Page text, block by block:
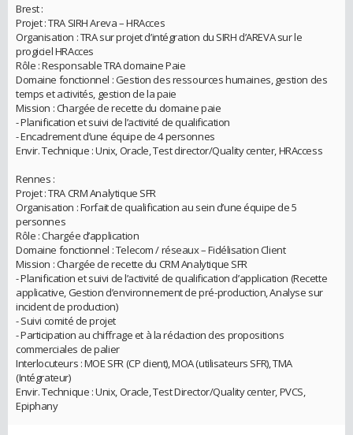
Brest :
Projet : TRA SIRH Areva – HRAcces
Organisation : TRA sur projet d’intégration du SIRH d’AREVA sur le
progiciel HRAcces
Rôle : Responsable TRA domaine Paie
Domaine fonctionnel : Gestion des ressources humaines, gestion des
temps et activités, gestion de la paie
Mission : Chargée de recette du domaine paie
- Planification et suivi de l’activité de qualification
- Encadrement d’une équipe de 4 personnes
Envir. Technique : Unix, Oracle, Test director/Quality center, HRAccess
Rennes :
Projet : TRA CRM Analytique SFR
Organisation : Forfait de qualification au sein d’une équipe de 5
personnes
Rôle : Chargée d’application
Domaine fonctionnel : Telecom / réseaux – Fidélisation Client
Mission : Chargée de recette du CRM Analytique SFR
- Planification et suivi de l’activité de qualification d’application (Recette
applicative, Gestion d’environnement de pré-production, Analyse sur
incident de production)
- Suivi comité de projet
- Participation au chiffrage et à la rédaction des propositions
commerciales de palier
Interlocuteurs : MOE SFR (CP client), MOA (utilisateurs SFR), TMA
(Intégrateur)
Envir. Technique : Unix, Oracle, Test Director/Quality center, PVCS,
Epiphany